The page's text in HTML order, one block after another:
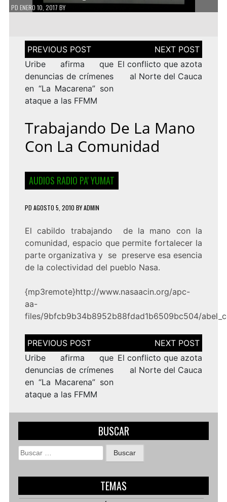
PD ENERO 10, 2017 BY
Navegación
de
entradas
Uribe afirma que
denuncias de crímenes
en “La Macarena” son
ataque a las FFMM
El conflicto que azota
al Norte del Cauca
Trabajando De La Mano
Con La Comunidad
AUDIOS RADIO PA' YUMAT
PD AGOSTO 5, 2010 BYADMIN
El cabildo trabajando de la mano con la
comunidad, espacio que permite fortalecer la
parte organizativa y se preserve esa esencia
de la colectividad del pueblo Nasa.
{mp3remote}http://www.nasaacin.org/apc-
aa-
files/9bfcb9b34b8952b88fdad1b6509bc504/
Navegación
de
entradas
Uribe afirma que
denuncias de crímenes
en “La Macarena” son
ataque a las FFMM
El conflicto que azota
al Norte del Cauca
BUSCAR
Buscar:
TEMAS